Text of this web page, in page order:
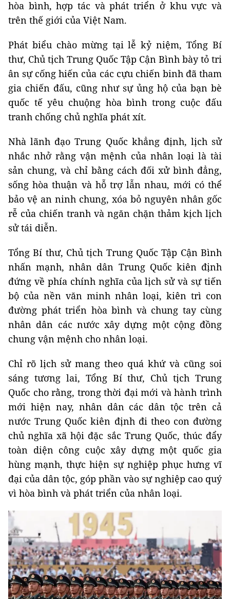
hòa bình, hợp tác và phát triển ở khu vực và
trên thế giới của Việt Nam.
Phát biểu chào mừng tại lễ kỷ niệm, Tổng Bí
thư, Chủ tịch Trung Quốc Tập Cận Bình bày tỏ tri
ân sự cống hiến của các cựu chiến binh đã tham
gia chiến đấu, cũng như sự ủng hộ của bạn bè
quốc tế yêu chuộng hòa bình trong cuộc đấu
tranh chống chủ nghĩa phát xít.
Nhà lãnh đạo Trung Quốc khẳng định, lịch sử
nhắc nhở rằng vận mệnh của nhân loại là tài
sản chung, và chỉ bằng cách đối xử bình đẳng,
sống hòa thuận và hỗ trợ lẫn nhau, mới có thể
bảo vệ an ninh chung, xóa bỏ nguyên nhân gốc
rễ của chiến tranh và ngăn chặn thảm kịch lịch
sử tái diễn.
Tổng Bí thư, Chủ tịch Trung Quốc Tập Cận Bình
nhấn mạnh, nhân dân Trung Quốc kiên định
đứng về phía chính nghĩa của lịch sử và sự tiến
bộ của nền văn minh nhân loại, kiên trì con
đường phát triển hòa bình và chung tay cùng
nhân dân các nước xây dựng một cộng đồng
chung vận mệnh cho nhân loại.
Chỉ rõ lịch sử mang theo quá khứ và cũng soi
sáng tương lai, Tổng Bí thư, Chủ tịch Trung
Quốc cho rằng, trong thời đại mới và hành trình
mới hiện nay, nhân dân các dân tộc trên cả
nước Trung Quốc kiên định đi theo con đường
chủ nghĩa xã hội đặc sắc Trung Quốc, thúc đẩy
toàn diện công cuộc xây dựng một quốc gia
hùng mạnh, thực hiện sự nghiệp phục hưng vĩ
đại của dân tộc, góp phần vào sự nghiệp cao quý
vì hòa bình và phát triển của nhân loại.